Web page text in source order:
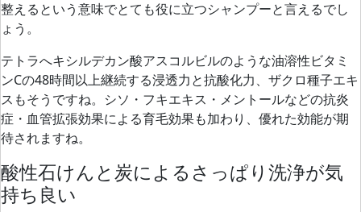
整えるという意味でとても役に立つシャンプーと言えるでし
ょう。
テトラへキシルデカン酸アスコルビルのような油溶性ビタミ
ンCの48時間以上継続する浸透力と抗酸化力、ザクロ種子エキ
スもそうですね。シソ・フキエキス・メントールなどの抗炎
症・血管拡張効果による育毛効果も加わり、優れた効能が期
待されますね。
酸性石けんと炭によるさっぱり洗浄が気
持ち良い